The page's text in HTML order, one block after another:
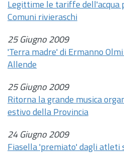
Legittime le tariffe dell'acqua
Comuni rivieraschi
25 Giugno 2009
'Terra madre' di Ermanno
Allende
25 Giugno 2009
Ritorna la grande musica
estivo della Provincia
24 Giugno 2009
Fiasella 'premiato' dagli atleti